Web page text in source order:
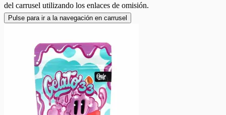
del carrusel utilizando los enlaces de omisión.
Pulse para ir a la navegación en carrusel